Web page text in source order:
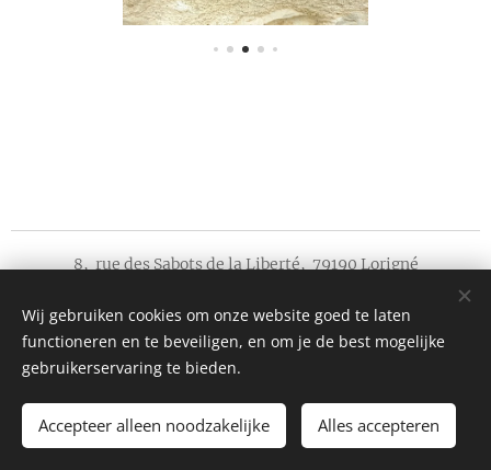
8, rue des Sabots de la Liberté, 79190 Lorigné
Au Petit Bonheur de Lorigné⭐⭐⭐⭐
B&B et Gîtes en campagne
Langues
Nederlands
Français
Wij gebruiken cookies om onze website goed te laten
functioneren en te beveiligen, en om je de best mogelijke
gebruikerservaring te bieden.
Accepteer alleen noodzakelijke Alles accepteren